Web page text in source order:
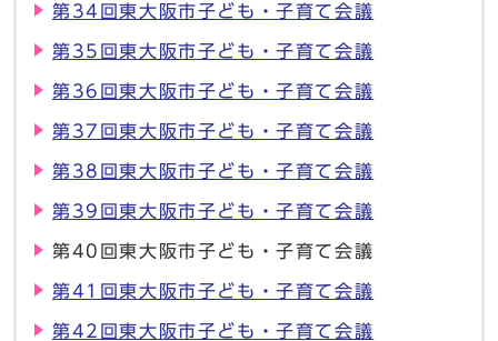
第34回東大阪市子ども・子育て会議
第35回東大阪市子ども・子育て会議
第36回東大阪市子ども・子育て会議
第37回東大阪市子ども・子育て会議
第38回東大阪市子ども・子育て会議
第39回東大阪市子ども・子育て会議
第40回東大阪市子ども・子育て会議
第41回東大阪市子ども・子育て会議
第42回東大阪市子ども・子育て会議